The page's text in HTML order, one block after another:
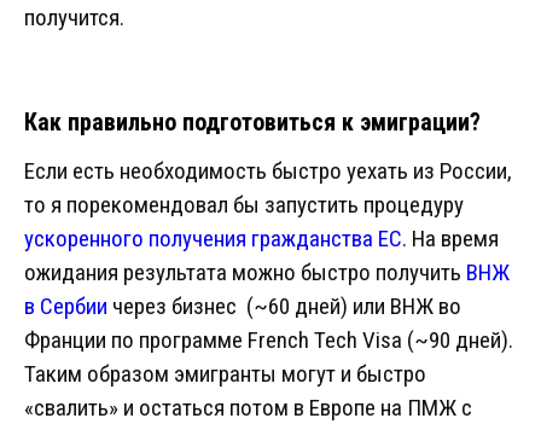
получится.
Как правильно подготовиться к эмиграции?
Если есть необходимость быстро уехать из России,
то я порекомендовал бы запустить процедуру
ускоренного получения гражданства ЕС. На время
ожидания результата можно быстро получить ВНЖ
в Сербии через бизнес (~60 дней) или ВНЖ во
Франции по программе French Tech Visa (~90 дней).
Таким образом эмигранты могут и быстро
«свалить» и остаться потом в Европе на ПМЖ с